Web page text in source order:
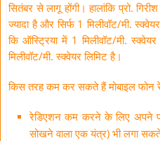
सितंबर से लागू होंगी। हालांकि प्रो.
ज्यादा है और सिर्फ 1 मिलीवॉट/मी.
कि ऑस्ट्रिया में 1 मिलीवॉट/मी.
मिलीवॉट/मी. स्क्वेयर लिमिट है।
किस तरह कम कर सकते हैं मोबाइल फोन
रेडिएशन कम करने के लिए अपने
सोखने वाला एक यंत्र) भी लगा